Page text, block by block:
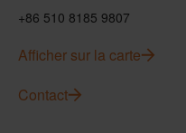
+86 510 8185 9807
Afficher sur la carte
Contact